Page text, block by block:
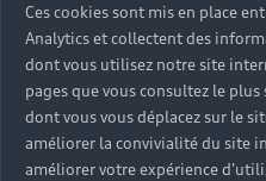
Ces cookies sont mis en place
Analytics et collectent des
dont vous utilisez notre site
pages que vous consultez le
dont vous vous déplacez sur le
améliorer la convivialité du site
améliorer votre expérience